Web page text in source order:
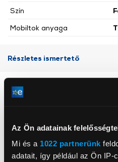
Az Ön adatainak
Mi és a 1022 partnerünk
adatait, így például az Ön IP-
Szín
Mobiltok anyaga
Részletes ismertető